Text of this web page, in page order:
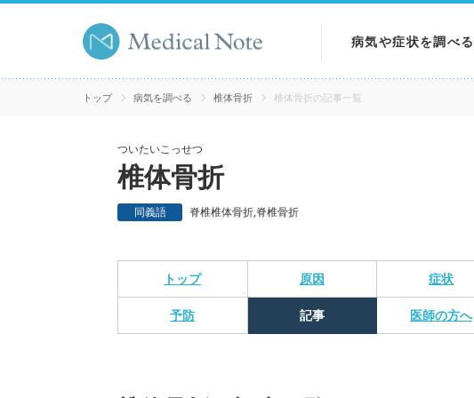
病気や症状を調べる
病気を調べる
トップ 病気を調べる 椎体骨折 椎体骨折の記事一覧
ついたいこっせつ
椎体骨折
同義語 脊椎椎体骨折,脊椎骨折
トップ 原因 症状
予防 記事 医師の方へ